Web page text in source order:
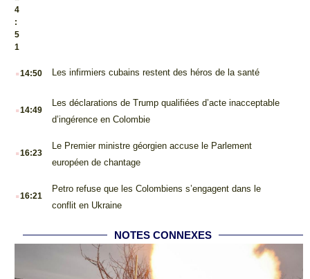
4
:
5
1
.14:50 Les infirmiers cubains restent des héros de la santé
.14:49
Les déclarations de Trump qualifiées d’acte inacceptable
d’ingérence en Colombie
.16:23
Le Premier ministre géorgien accuse le Parlement
européen de chantage
.16:21
Petro refuse que les Colombiens s’engagent dans le
conflit en Ukraine
NOTES CONNEXES